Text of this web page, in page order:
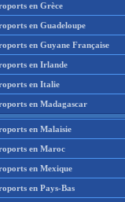
en Grèce
en Guadeloupe
en Guyane Française
en Irlande
en Italie
en Madagascar
en Malaisie
en Maroc
en Mexique
en Pays-Bas